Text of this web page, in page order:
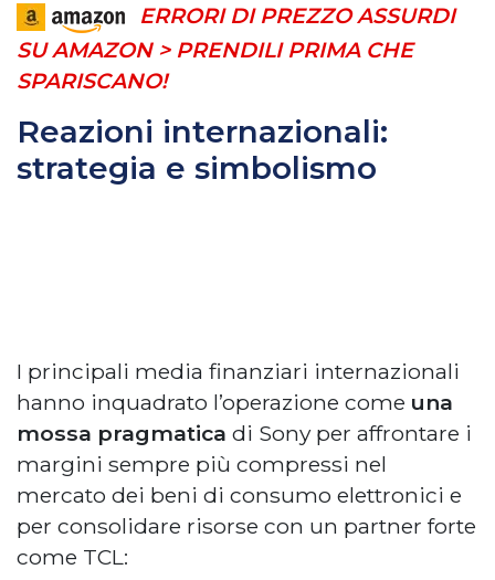
ERRORI DI PREZZO ASSURDI
SU AMAZON > PRENDILI PRIMA CHE
SPARISCANO!
Reazioni internazionali:
strategia e simbolismo
I principali media finanziari internazionali
hanno inquadrato l’operazione come una
mossa pragmatica di Sony per affrontare i
margini sempre più compressi nel
mercato dei beni di consumo elettronici e
per consolidare risorse con un partner forte
come TCL: